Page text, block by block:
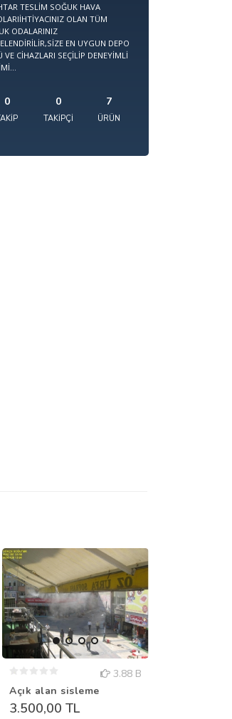
TESLİM SOĞUK HAVA
OLAN TÜM
ODALARINIZ
EN UYGUN DEPO
VE CİHAZLARI SEÇİLİP DENEYİMLİ
0 0
TAKIPÇI
7
ÜRÜN
3.88 B
Açık alan sisleme
3.500,00 TL